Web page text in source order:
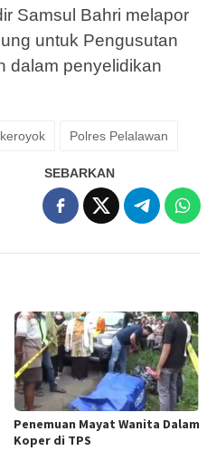
Samsul Bahri melapor
untuk Pengusutan
dalam penyelidikan
Polres Pelalawan
SEBARKAN
Penemuan Mayat Wanita Dalam
Koper di TPS